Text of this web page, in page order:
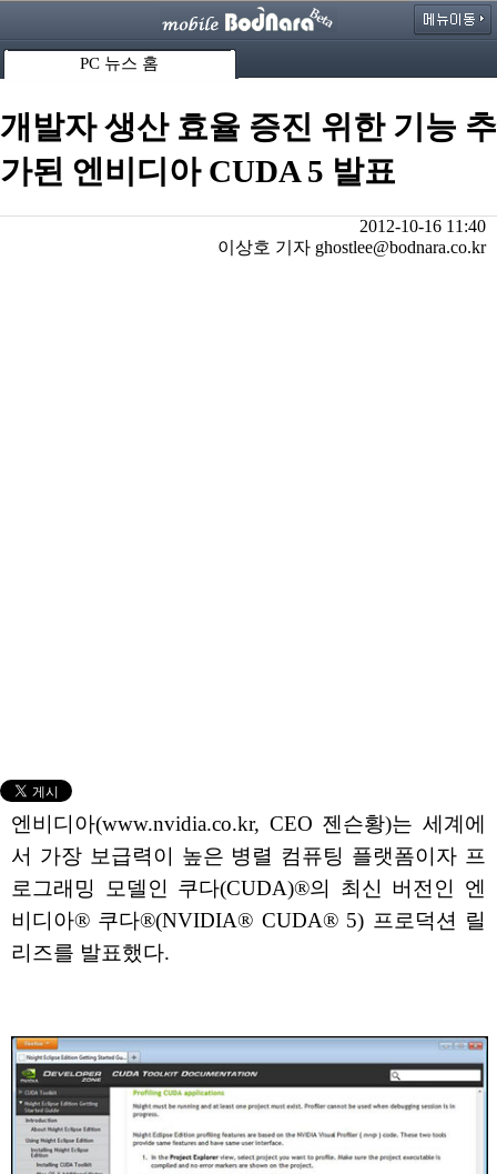
PC 뉴스 홈
개발자 생산 효율 증진 위한 기능 추
가된 엔비디아 CUDA 5 발표
2012-10-16 11:40
이상호 기자 ghostlee@bodnara.co.kr
엔비디아(www.nvidia.co.kr, CEO 젠슨황)는 세계에
서 가장 보급력이 높은 병렬 컴퓨팅 플랫폼이자 프
로그래밍 모델인 쿠다(CUDA)®의 최신 버전인 엔
비디아® 쿠다®(NVIDIA® CUDA® 5) 프로덕션 릴
리즈를 발표했다.